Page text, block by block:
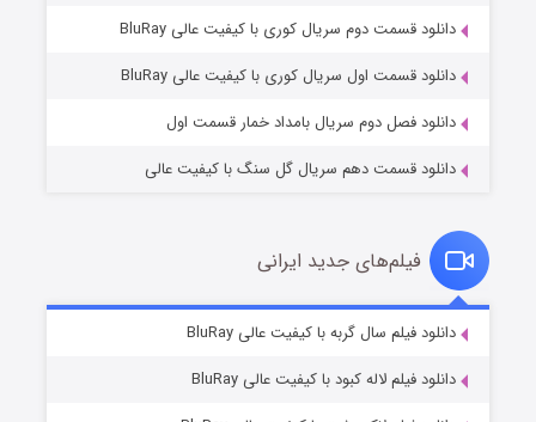
قسمت۱ (زیرنویس) منتشر شد
قسمت۶ (زیرنویس) منتشر شد
دانلود قسمت دوم سریال کوری با کیفیت عالی BluRay
دانلود قسمت اول سریال کوری با کیفیت عالی BluRay
دانلود فصل دوم سریال بامداد خمار قسمت اول
دانلود قسمت دهم سریال گل سنگ با کیفیت عالی
فیلم‌های جدید ایرانی
دانلود فیلم سال گربه با کیفیت عالی BluRay
دانلود فیلم لاله کبود با کیفیت عالی BluRay